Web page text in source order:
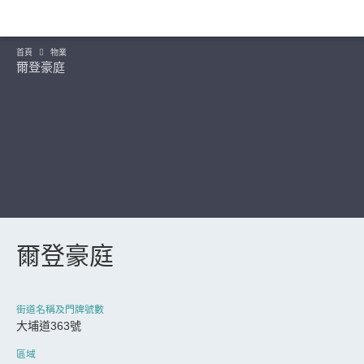
首頁 物業
爾登豪庭
爾登豪庭
街道名稱及門牌號數
大埔道363號
區域